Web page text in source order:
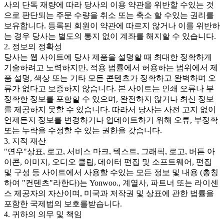
사의 단독 재량에 따라 당사의 이용 약관을 위반할 수있는 것
으로 판단되는 주문 수량을 취소 또는 축소 할 수있는 권리를
보유합니다. 등록된 회원이 약관에 따르지 않거나 이를 위반하
는 경우 당사는 별도의 통지 없이 계좌를 해지할 수 있습니다.
2. 정보의 정확성
당사는 웹 사이트에 당사 제품을 설명할 때 최대한 정확하게
기술하려고 노력하지만, 적용 법률에서 허용하는 범위에서 제
품 설명, 색상 또는 기타 모든 콘텐츠가 정확하고 완벽하며 오
류가 없다고 보증하지 않습니다. 본 사이트는 인쇄 오류나 부
정확한 정보를 포함할 수 있으며, 완전하지 않거나 최신 정보
를 제공하지 못할 수 있습니다. 따라서 당사는 사전 고지 없이
언제든지 정보를 변경하거나 업데이트하기 위해 오류, 부정확
또는 누락을 수정할 수 있는 권한을 갖습니다.
3. 지적 재산
"연우"상표, 로고, 서비스 마크, 텍스트, 그래픽, 로고, 버튼 아
이콘, 이미지, 오디오 클립, 데이터 편집 및 소프트웨어, 편집
및 구성 등 사이트에서 사용할 수있는 모든 정보 및 내용 (총칭
하여 "컨텐츠"라한다)는 Yonwoo., 계열사, 파트너 또는 라이센
스 제공자의 자산이며, 미국과 저작권 및 상표에 관한 법률을
포함한 국제법의 보호를받습니다.
4. 귀하의 의무 및 책임